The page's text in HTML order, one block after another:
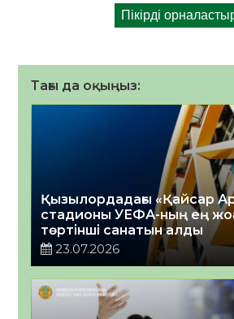
Тағы да оқыңыз:
Қызылордадағы «Қайсар
стадионы УЕФА-ның ең
төртінші санатын алды
23.07.2026